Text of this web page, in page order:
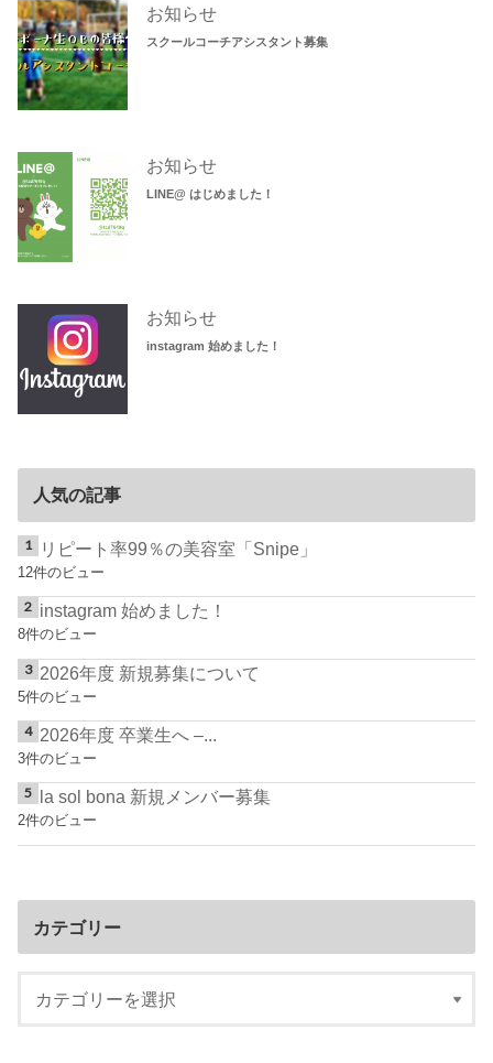
お知らせ
スクールコーチアシスタント募集
お知らせ
LINE@ はじめました！
お知らせ
instagram 始めました！
人気の記事
リピート率99％の美容室「Snipe」
12件のビュー
instagram 始めました！
8件のビュー
2026年度 新規募集について
5件のビュー
2026年度 卒業生へ –...
3件のビュー
la sol bona 新規メンバー募集
2件のビュー
カテゴリー